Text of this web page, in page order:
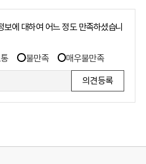
보에 대하여 어느 정도 만족하셨습니
불만족 매우불만족